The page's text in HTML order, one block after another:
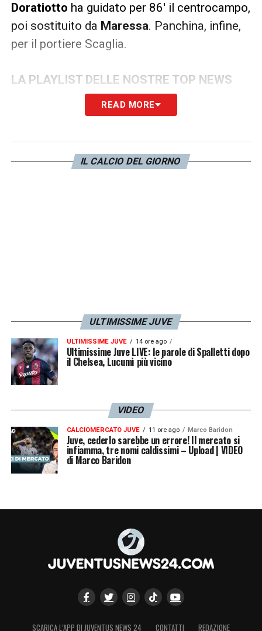
Doratiotto ha guidato per 86′ il centrocampo,
poi sostituito da Maressa. Panchina, infine,
per il portiere Scaglia.
LA PLAYLIST DELLE NOSTRE TOP NEWS
READ MORE
IL CALCIO DEL GIORNO
ULTIMISSIME JUVE
ULTIMISSIME JUVE 14 ore ago
Ultimissime Juve LIVE: le parole di Spalletti dopo
il Chelsea, Lucumì più vicino
VIDEO
CALCIOMERCATO JUVE 11 ore ago Marco Baridon
Juve, cederlo sarebbe un errore! Il mercato si
infiamma, tre nomi caldissimi – Upload | VIDEO
di Marco Baridon
SCARICA L’APP DI JUVENTUS NEWS 24 CONTATTI REDAZIONE